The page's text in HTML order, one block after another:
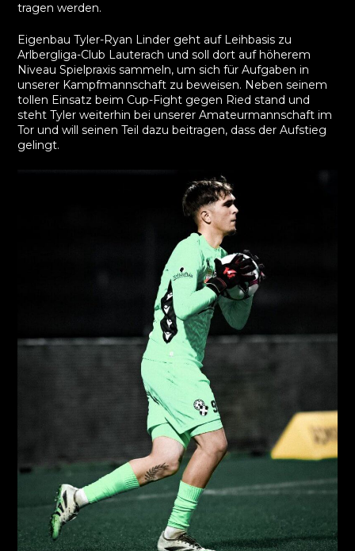
tragen werden.
Eigenbau Tyler-Ryan Linder geht auf Leihbasis zu
Arlbergliga-Club Lauterach und soll dort auf höherem
Niveau Spielpraxis sammeln, um sich für Aufgaben in
unserer Kampfmannschaft zu beweisen. Neben seinem
tollen Einsatz beim Cup-Fight gegen Ried stand und
steht Tyler weiterhin bei unserer Amateurmannschaft im
Tor und will seinen Teil dazu beitragen, dass der Aufstieg
gelingt.